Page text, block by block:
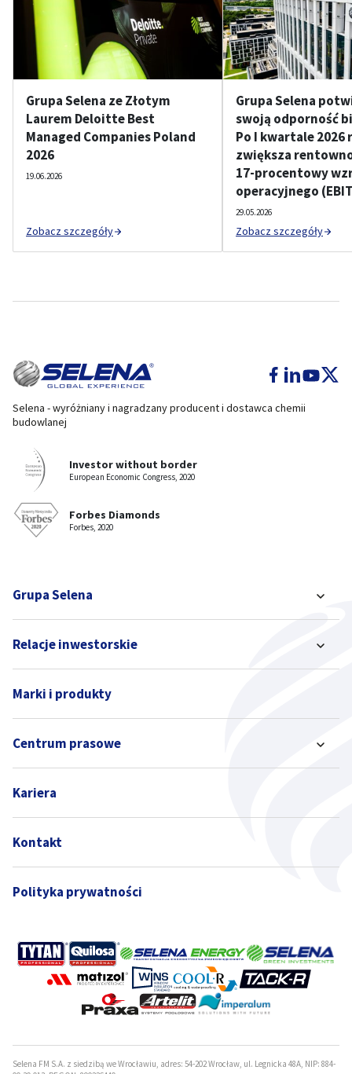
Grupa Selena ze Złotym
Laurem Deloitte Best
Managed Companies Poland
2026
19.06.2026
Zobacz szczegóły
Grupa Selena
swoją odporność
Po I kwartale
zwiększa
17-procentowy
operacyjnego
29.05.2026
Zobacz szczegóły
Selena - wyróżniany i nagradzany producent i dostawca chemii
budowlanej
Investor without border
European Economic Congress, 2020
Forbes Diamonds
Forbes, 2020
Grupa Selena
Relacje inwestorskie
Marki i produkty
Centrum prasowe
Kariera
Kontakt
Polityka prywatności
Selena FM S.A. z siedzibą we Wrocławiu, adres: 54-202 Wrocław, ul. Legnicka 48A, NIP: 884-